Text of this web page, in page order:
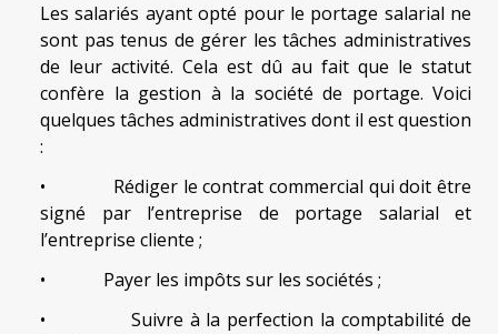
Les salariés ayant opté pour le portage salarial ne
sont pas tenus de gérer les tâches administratives
de leur activité. Cela est dû au fait que le statut
confère la gestion à la société de portage. Voici
quelques tâches administratives dont il est question
:
• Rédiger le contrat commercial qui doit être
signé par l’entreprise de portage salarial et
l’entreprise cliente ;
• Payer les impôts sur les sociétés ;
• Suivre à la perfection la comptabilité de